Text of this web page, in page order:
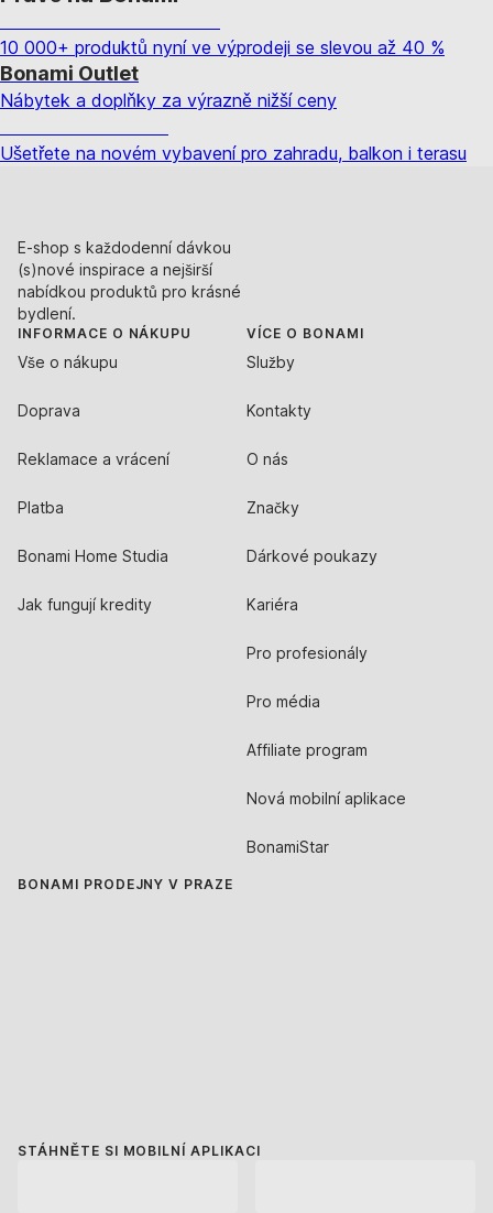
10 000+ produktů nyní ve výprodeji se slevou až 40 %
Bonami Outlet
Nábytek a doplňky za výrazně nižší ceny
Ušetřete na novém vybavení pro zahradu, balkon i terasu
E-shop s každodenní dávkou
(s)nové inspirace a nejširší
nabídkou produktů pro krásné
bydlení.
INFORMACE O NÁKUPU
Vše o nákupu
Doprava
Reklamace a vrácení
Platba
Bonami Home Studia
Jak fungují kredity
VÍCE O BONAMI
Služby
Kontakty
O nás
Značky
Dárkové poukazy
Kariéra
Pro profesionály
Pro média
Affiliate program
Nová mobilní aplikace
BonamiStar
BONAMI PRODEJNY V PRAZE
STÁHNĚTE SI MOBILNÍ APLIKACI